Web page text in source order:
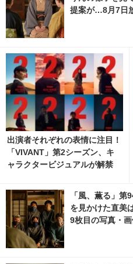
提案が…8月7日
出演者それぞれの表情に注目！
「VIVANT」第2シーズン、キ
ャラクタービジュアルが解禁
「風、薫る」
を見かけた直美
9枚目の写真・